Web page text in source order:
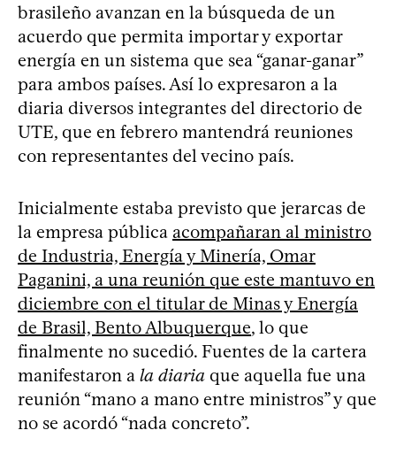
brasileño avanzan en la búsqueda de un
acuerdo que permita importar y exportar
energía en un sistema que sea “ganar-ganar”
para ambos países. Así lo expresaron a la
diaria diversos integrantes del directorio de
UTE, que en febrero mantendrá reuniones
con representantes del vecino país.
Inicialmente estaba previsto que jerarcas de
la empresa pública acompañaran al ministro
de Industria, Energía y Minería, Omar
Paganini, a una reunión que este mantuvo en
diciembre con el titular de Minas y Energía
de Brasil, Bento Albuquerque, lo que
finalmente no sucedió. Fuentes de la cartera
manifestaron a la diaria que aquella fue una
reunión “mano a mano entre ministros” y que
no se acordó “nada concreto”.